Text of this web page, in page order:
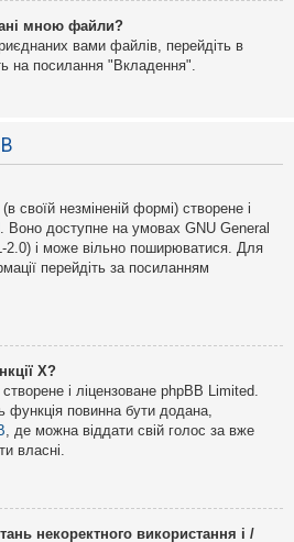
мною файли?
вами файлів, перейдіть в
на посилання "Вкладення".
своїй незміненій формі) створене і
. Воно доступне на умовах GNU General
2.0) і може вільно поширюватися. Для
перейдіть за посиланням
X?
і ліцензоване phpBB Limited.
повинна бути додана,
, де можна віддати свій голос за вже
власні.
некоректного використання і /